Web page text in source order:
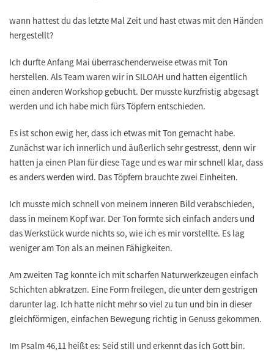
wann hattest du das letzte Mal Zeit und hast etwas mit den Händen
hergestellt?
Ich durfte Anfang Mai überraschenderweise etwas mit Ton
herstellen. Als Team waren wir in SILOAH und hatten eigentlich
einen anderen Workshop gebucht. Der musste kurzfristig abgesagt
werden und ich habe mich fürs Töpfern entschieden.
Es ist schon ewig her, dass ich etwas mit Ton gemacht habe.
Zunächst war ich innerlich und äußerlich sehr gestresst, denn wir
hatten ja einen Plan für diese Tage und es war mir schnell klar, dass
es anders werden wird. Das Töpfern brauchte zwei Einheiten.
Ich musste mich schnell von meinem inneren Bild verabschieden,
dass in meinem Kopf war. Der Ton formte sich einfach anders und
das Werkstück wurde nichts so, wie ich es mir vorstellte. Es lag
weniger am Ton als an meinen Fähigkeiten.
Am zweiten Tag konnte ich mit scharfen Naturwerkzeugen einfach
Schichten abkratzen. Eine Form freilegen, die unter dem gestrigen
darunter lag. Ich hatte nicht mehr so viel zu tun und bin in dieser
gleichförmigen, einfachen Bewegung richtig in Genuss gekommen.
Im Psalm 46,11 heißt es: Seid still und erkennt das ich Gott bin.